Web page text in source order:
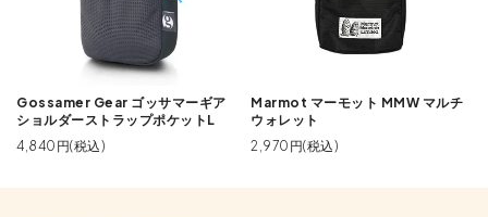
Gossamer Gear ゴッサマーギア
ショルダーストラップポケットL
4,840円(税込)
Marmot マーモット MMW マルチ
ウォレット
2,970円(税込)